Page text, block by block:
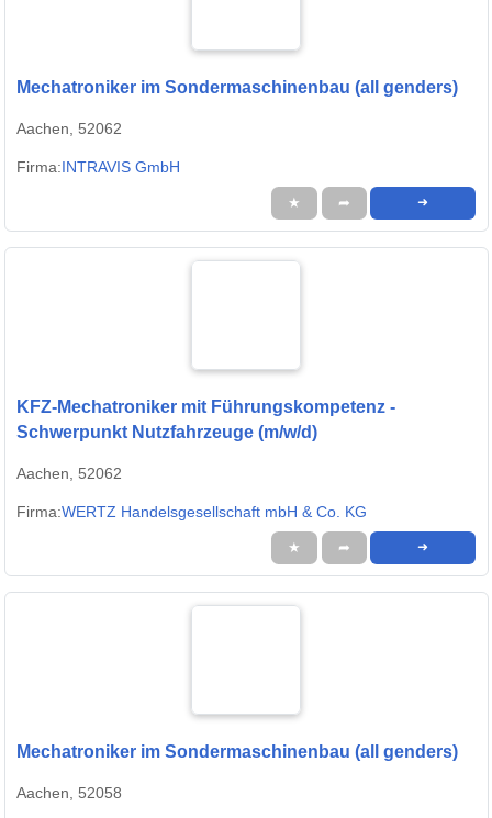
Mechatroniker im Sondermaschinenbau (all genders)
Aachen, 52062
Firma:INTRAVIS GmbH
★ ➦ ➜
KFZ-Mechatroniker mit Führungskompetenz -
Schwerpunkt Nutzfahrzeuge (m/w/d)
Aachen, 52062
Firma:WERTZ Handelsgesellschaft mbH & Co. KG
★ ➦ ➜
Mechatroniker im Sondermaschinenbau (all genders)
Aachen, 52058